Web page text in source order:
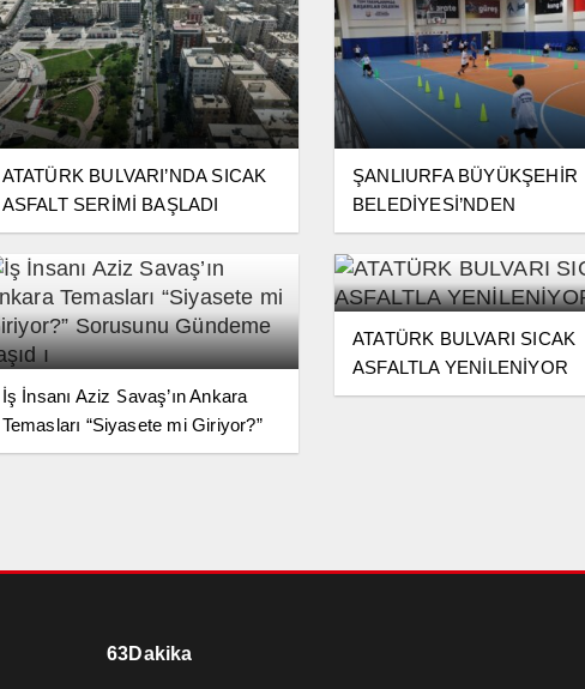
ATATÜRK BULVARI’NDA SICAK
ASFALT SERİMİ BAŞLADI
ŞANLIURFA BÜYÜKŞEHİR
BELEDİYESİ’NDEN
ÇOCUKLARA
BASKETBOL EĞİTİMİ
İş İnsanı Aziz Savaş’ın Ankara
Temasları “Siyasete mi Giriyor?”
Sorusunu Gündeme Taşıd ı
ATATÜRK BULVARI SICAK
ASFALTLA YENİLENİYOR
63Dakika